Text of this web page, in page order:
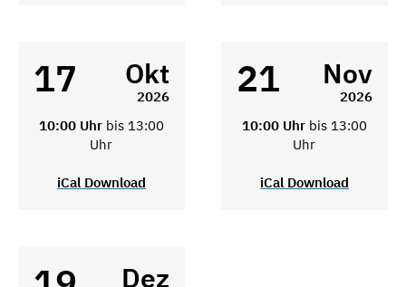
17 Okt
2026
10:00 Uhr bis 13:00
Uhr
iCal Download
21 Nov
2026
10:00 Uhr bis 13:00
Uhr
iCal Download
Dez